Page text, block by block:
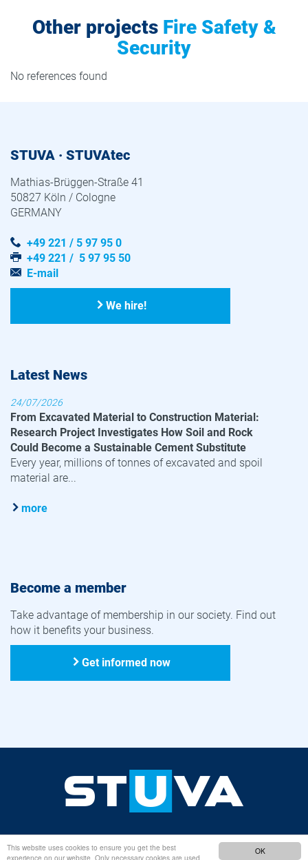
OK
This website uses cookies to ensure you get the best
experience on our website. Only necessary cookies are used.
Other projects Fire Safety &
Security
No references found
STUVA · STUVAtec
Mathias-Brüggen-Straße 41
50827 Köln / Cologne
GERMANY
+49 221 / 5 97 95 0
+49 221 / 5 97 95 50
E-mail
We hire!
Latest News
24/07/2026
From Excavated Material to Construction Material:
Research Project Investigates How Soil and Rock
Could Become a Sustainable Cement Substitute
Every year, millions of tonnes of excavated and spoil
material are...
more
Become a member
Take advantage of membership in our society. Find out
how it benefits your business.
Get informed now